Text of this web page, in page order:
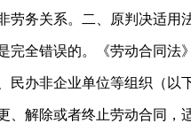
劳务关系。二、原判决适用
完全错误的。《劳动合同法
民办非企业单位等组织（以
、解除或者终止劳动合同，